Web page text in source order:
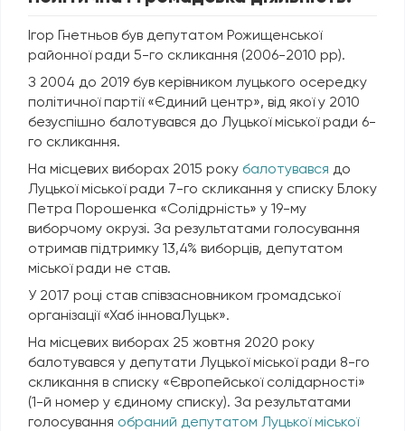
Ігор Гнетньов був депутатом Рожищенської
районної ради 5-го скликання (2006-2010 рр).
З 2004 до 2019 був керівником луцького осередку
політичної партії «Єдиний центр», від якої у 2010
безуспішно балотувався до Луцької міської ради 6-
го скликання.
На місцевих виборах 2015 року балотувався до
Луцької міської ради 7-го скликання у списку Блоку
Петра Порошенка «Солідрність» у 19-му
виборчому окрузі. За результатами голосування
отримав підтримку 13,4% виборців, депутатом
міської ради не став.
У 2017 році став співзасновником громадської
організації «Хаб інноваЛуцьк».
На місцевих виборах 25 жовтня 2020 року
балотувався у депутати Луцької міської ради 8-го
скликання в списку «Європейської солідарності»
(1-й номер у єдиному списку). За результатами
голосування обраний депутатом Луцької міської